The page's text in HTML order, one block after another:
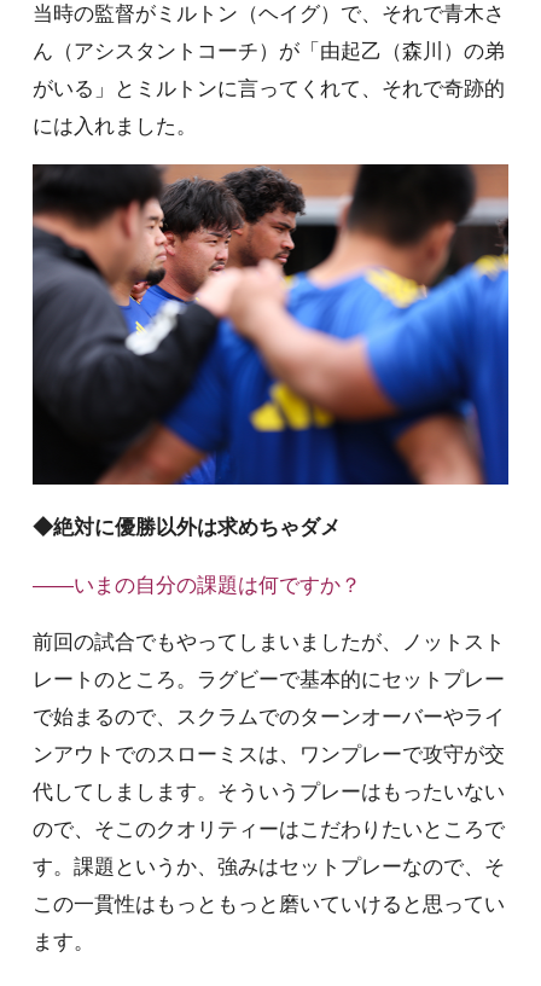
当時の監督がミルトン（ヘイグ）で、それで青木さ
ん（アシスタントコーチ）が「由起乙（森川）の弟
がいる」とミルトンに言ってくれて、それで奇跡的
には入れました。
◆絶対に優勝以外は求めちゃダメ
――いまの自分の課題は何ですか？
前回の試合でもやってしまいましたが、ノットスト
レートのところ。ラグビーで基本的にセットプレー
で始まるので、スクラムでのターンオーバーやライ
ンアウトでのスローミスは、ワンプレーで攻守が交
代してしまします。そういうプレーはもったいない
ので、そこのクオリティーはこだわりたいところで
す。課題というか、強みはセットプレーなので、そ
この一貫性はもっともっと磨いていけると思ってい
ます。